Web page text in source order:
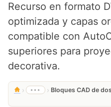
Recurso en formato
optimizada y capas
compatible con
superiores para
decorativa.
› ••• ›